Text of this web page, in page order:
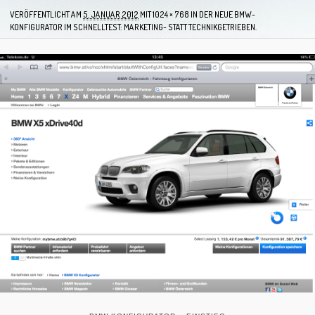
VERÖFFENTLICHT AM 5. JANUAR 2012 MIT1024 × 768 IN DER NEUE BMW-
KONFIGURATOR IM SCHNELLTEST: MARKETING- STATT TECHNIKGETRIEBEN.